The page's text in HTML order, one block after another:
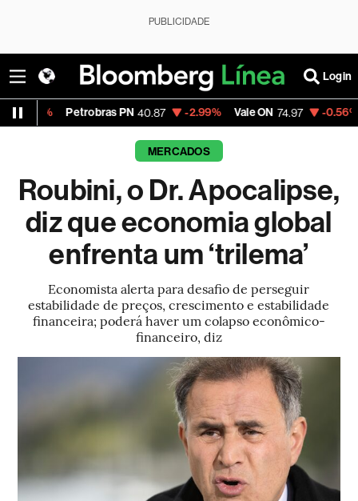
PUBLICIDADE
Login
Petrobras PN 40.87 -2.99% Vale ON 74.97 -0.56% Itaú PN
MERCADOS
Roubini, o Dr. Apocalipse,
diz que economia global
enfrenta um ‘trilema’
Economista alerta para desafio de perseguir
estabilidade de preços, crescimento e estabilidade
financeira; poderá haver um colapso econômico-
financeiro, diz